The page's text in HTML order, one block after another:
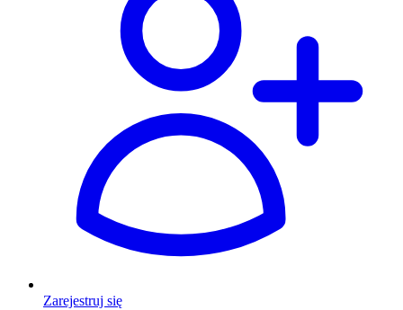
Zarejestruj się